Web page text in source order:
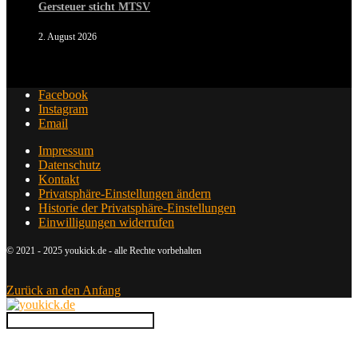
Gersteuer sticht MTSV
2. August 2026
Facebook
Instagram
Email
Impressum
Datenschutz
Kontakt
Privatsphäre-Einstellungen ändern
Historie der Privatsphäre-Einstellungen
Einwilligungen widerrufen
© 2021 - 2025 youkick.de - alle Rechte vorbehalten
Zurück an den Anfang